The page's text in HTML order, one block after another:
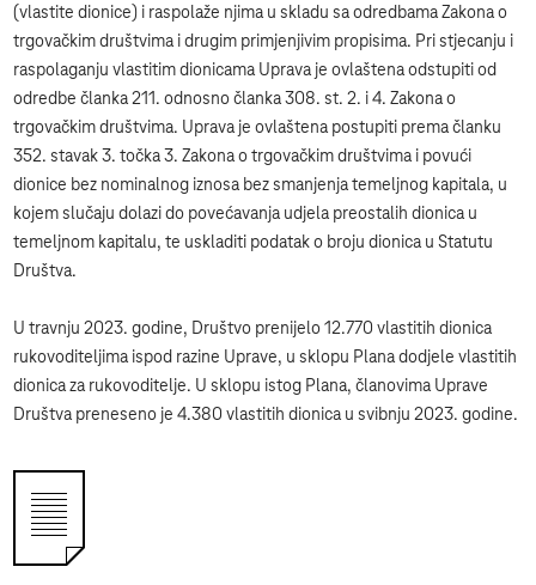
(vlastite dionice) i raspolaže njima u skladu sa odredbama Zakona o
trgovačkim društvima i drugim primjenjivim propisima. Pri stjecanju i
raspolaganju vlastitim dionicama Uprava je ovlaštena odstupiti od
odredbe članka 211. odnosno članka 308. st. 2. i 4. Zakona o
trgovačkim društvima. Uprava je ovlaštena postupiti prema članku
352. stavak 3. točka 3. Zakona o trgovačkim društvima i povući
dionice bez nominalnog iznosa bez smanjenja temeljnog kapitala, u
kojem slučaju dolazi do povećavanja udjela preostalih dionica u
temeljnom kapitalu, te uskladiti podatak o broju dionica u Statutu
Društva.
U travnju 2023. godine, Društvo prenijelo 12.770 vlastitih dionica
rukovoditeljima ispod razine Uprave, u sklopu Plana dodjele vlastitih
dionica za rukovoditelje. U sklopu istog Plana, članovima Uprave
Društva preneseno je 4.380 vlastitih dionica u svibnju 2023. godine.